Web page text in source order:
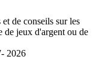
de conseils sur les
de jeux d'argent ou de
2026